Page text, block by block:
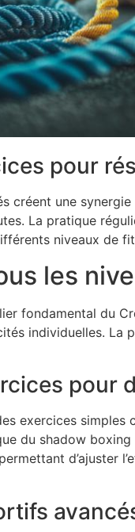
pour
créent une
La pratique
niveaux de
les
fondamental du
individuelles. La
pour
exercices
du shadow